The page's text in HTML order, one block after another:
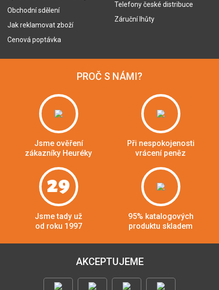
Obchodní sdělení
Jak reklamovat zboží
Cenová poptávka
Telefony české distribuce
Záruční lhůty
PROČ S NÁMI?
Jsme ověření
zákazníky Heuréky
Při nespokojenosti
vrácení peněz
29
Jsme tady už
od roku 1997
95% katalogových
produktu skladem
AKCEPTUJEME